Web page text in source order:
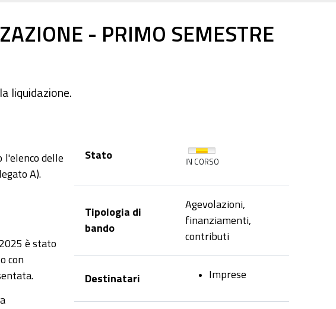
- PRIMO SEMESTRE
liquidazione.
Stato
IN CORSO
Tipologia di
bando
Agevolazioni,
finanziamenti,
contributi
Destinatari Imprese
l'elenco delle
A).
è stato
con